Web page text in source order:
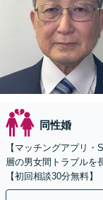
同性婚
【マッチングアプリ
層の男女間トラブルを
【初回相談30分無料
共同事務所】